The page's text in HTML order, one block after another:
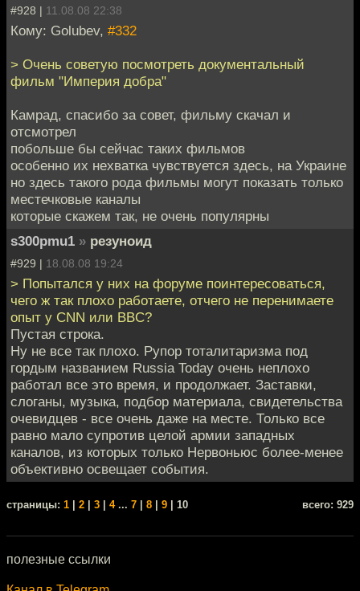
#928 | 11.08.08 22:38
Кому: Golubev, #332
> Очень советую посмотреть документальный
фильм "Империя добра"
Камрад, спасибо за совет, фильму скачал и
отсмотрел
побольше бы сейчас таких фильмов
особенно их нехватка чувствуется здесь, на Украине
но здесь такого рода фильмы могут показать только
местечковые каналы
которые скажем так, не очень популярны
s300pmu1 » резуноид
#929 | 18.08.08 19:24
> Попытался у них на форуме поинтересоваться,
чего ж так плохо работаете, отчего не перенимаете
опыт у CNN или BBC?
Пустая строка.
Ну не все так плохо. Рупор тоталитаризма под
гордым названием Russia Today очень неплохо
работал все это время, и продолжает. Заставки,
слоганы, музыка, подбор материала, свидетельства
очевидцев - все очень даже на месте. Только все
равно мало супротив целой армии западных
каналов, из которых только Нервоньюс более-менее
объективно освещает события.
cтраницы: 1 2 3 4... 7 8 9 | 10 всего: 929
полезные ссылки